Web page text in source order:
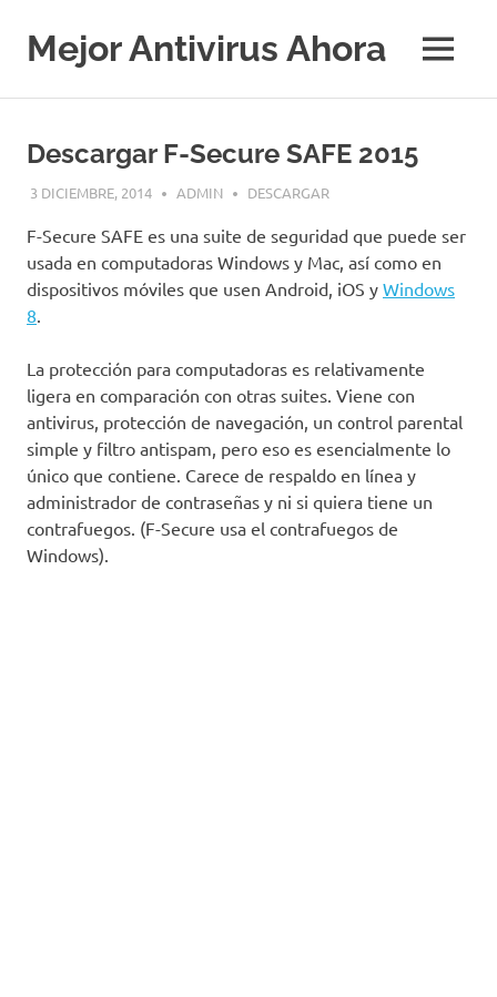
contenido
Mejor Antivirus Ahora MENÚ
Descargar F-Secure SAFE 2015
3 DICIEMBRE, 2014 ADMIN DESCARGAR
F-Secure SAFE es una suite de seguridad que puede ser
usada en computadoras Windows y Mac, así como en
dispositivos móviles que usen Android, iOS y Windows
8
La protección para computadoras es relativamente
ligera en comparación con otras suites. Viene con
antivirus, protección de navegación, un control parental
simple y filtro antispam, pero eso es esencialmente lo
único que contiene. Carece de respaldo en línea y
administrador de contraseñas y ni si quiera tiene un
contrafuegos. (F-Secure usa el contrafuegos de
Windows).